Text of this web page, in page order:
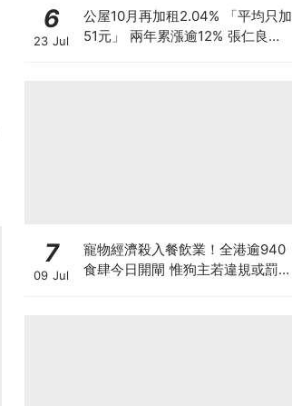
6
23 Jul
公屋10月再加租2.04% 「平均只加
51元」 兩年累漲逾12% 張仁良指
7
09 Jul
寵物經濟殺入餐飲業！全港逾940
食肆今日開閘 惟狗主若違規或罰款